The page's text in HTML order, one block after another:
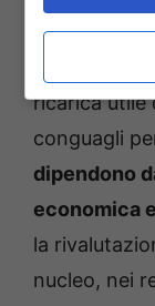
Qualora a
applicata la
ricarica utile
conguagli
dipendono
economica
la
nucleo, nei